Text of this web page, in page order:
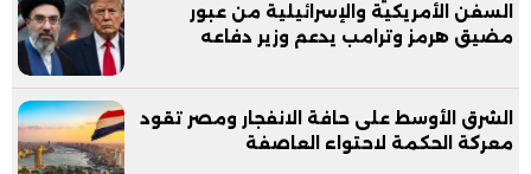
السفن الأمريكية والإسرائيلية من عبور
مضيق هرمز وترامب يدعم وزير دفاعه
الشرق الأوسط على حافة الانفجار ومصر تقود
معركة الحكمة لاحتواء العاصفة